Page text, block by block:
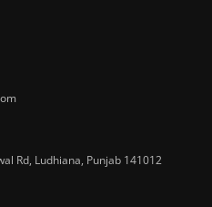
Rd, Ludhiana, Punjab 141012